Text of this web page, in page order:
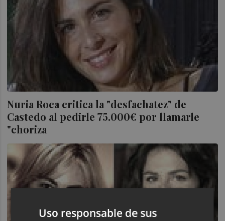
Nuria Roca critica la "desfachatez" de
Castedo al pedirle 75.000€ por llamarle
"choriza
Uso responsable de sus